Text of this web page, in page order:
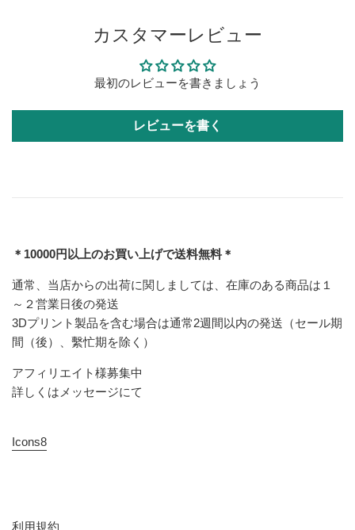
カスタマーレビュー
最初のレビューを書きましょう
レビューを書く
＊10000円以上のお買い上げで送料無料＊
通常、当店からの出荷に関しましては、在庫のある商品は１
～２営業日後の発送
3Dプリント製品を含む場合は通常2週間以内の発送（セール期
間（後）、繫忙期を除く）
アフィリエイト様募集中
詳しくはメッセージにて
Icons8
利用規約